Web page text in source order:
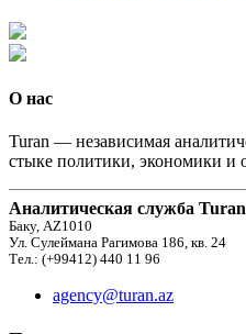
О нас
Turan — независимая
стыке политики, экономики и
Аналитическая служба Turan
Баку, AZ1010
Ул. Сулеймана Рагимова 186, кв. 24
Тел.: (+99412) 440 11 96
agency@turan.az